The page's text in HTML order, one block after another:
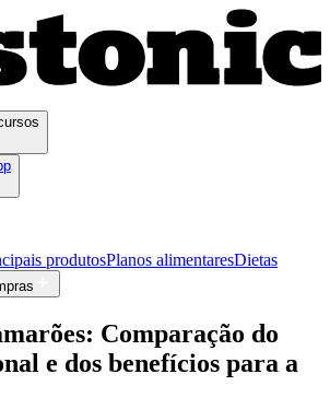
produtosPlanos alimentaresDietas
Comparação do
e dos benefícios para a